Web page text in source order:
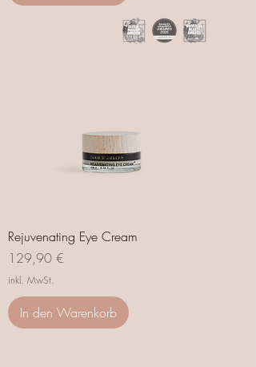
Rejuvenating Eye Cream
Preis
129,90 €
inkl. MwSt.
In den Warenkorb